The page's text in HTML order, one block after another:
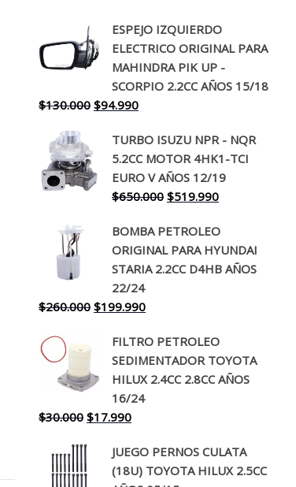
ESPEJO IZQUIERDO
ELECTRICO ORIGINAL PARA
MAHINDRA PIK UP -
SCORPIO 2.2CC AÑOS 15/18
$130.000 El
original
era:
$130.000.
$94.990El
actual
es:
$94.990.
TURBO ISUZU NPR - NQR
5.2CC MOTOR 4HK1-TCI
EURO V AÑOS 12/19
$650.000 El
original
era:
$650.000.
$519.990El
actual
es:
$519.990.
BOMBA PETROLEO
ORIGINAL PARA HYUNDAI
STARIA 2.2CC D4HB AÑOS
22/24
$260.000 El
original
era:
$260.000.
$199.990El
actual
es:
$199.990.
FILTRO PETROLEO
SEDIMENTADOR TOYOTA
HILUX 2.4CC 2.8CC AÑOS
16/24
$30.000 El
original
era:
$17.990El
actual
es:
JUEGO PERNOS CULATA
(18U) TOYOTA HILUX 2.5CC